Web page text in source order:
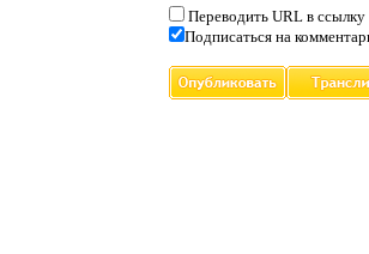
Переводить URL в ссылку
Подписаться на